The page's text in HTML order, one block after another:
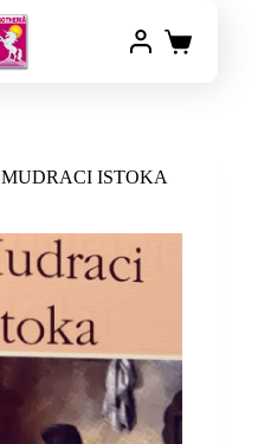
MUDRACI ISTOKA